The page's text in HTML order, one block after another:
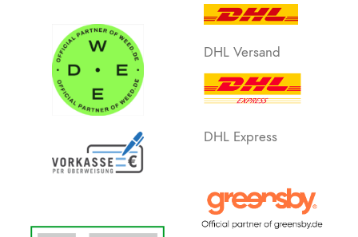
DHL Versand
DHL Express